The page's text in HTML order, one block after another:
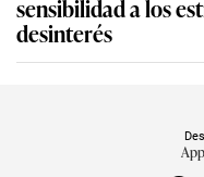
sensibilidad a los
desinterés